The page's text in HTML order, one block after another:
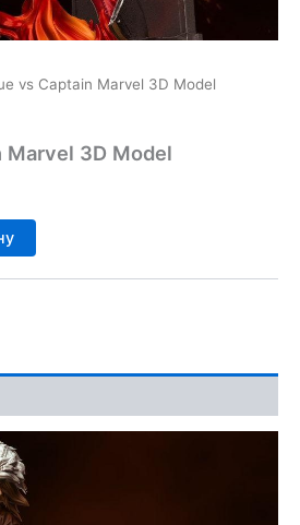
vs Captain Marvel 3D Model
Marvel 3D Model